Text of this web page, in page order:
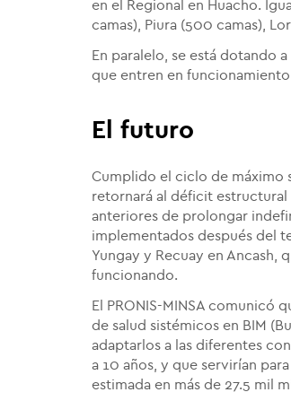
en el Regional en Huacho.
camas), Piura (500 camas),
En paralelo, se está dotando
que entren en
El futuro
Cumplido el ciclo de máximo
retornará al déficit
anteriores de prolongar
implementados después del
Yungay y Recuay en Ancash,
funcionando.
El PRONIS-MINSA
de salud sistémicos en BIM
adaptarlos a las diferentes
a 10 años, y que servirían
estimada en más de 27.5 mil